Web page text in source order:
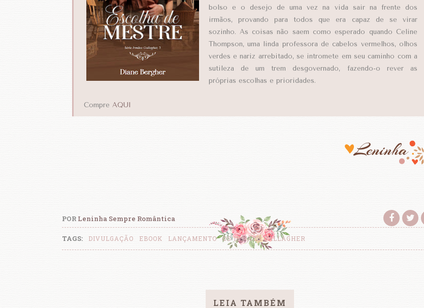
bolso e o desejo de uma vez na vida sair na frente dos
irmãos, provando para todos que era capaz de se virar
sozinho. As coisas não saem como esperado quando Celine
Thompson, uma linda professora de cabelos vermelhos, olhos
verdes e nariz arrebitado, se intromete em seu caminho com a
sutileza de um trem desgovernado, fazendo-o rever as
próprias escolhas e prioridades.
Compre AQUI
POR Leninha Sempre Romântica
TAGS: DIVULGAÇÃO EBOOK LANÇAMENTO OS IRMÃOS GALLAGHER
LEIA TAMBÉM